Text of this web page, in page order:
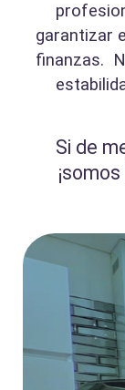
garantizar
finanzas.
Si de